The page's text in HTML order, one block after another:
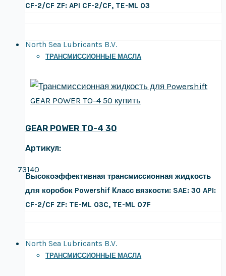
CF-2/CF ZF: API CF-2/CF, TE-ML 03
North Sea Lubricants B.V.
ТРАНСМИССИОННЫЕ МАСЛА
GEAR POWER TO-4 30
Артикул:
73140
Высокоэффективная трансмиссионная жидкость
для коробок Powershif Класс вязкости: SAE: 30 API:
CF-2/CF ZF: TE-ML 03C, TE-ML 07F
North Sea Lubricants B.V.
ТРАНСМИССИОННЫЕ МАСЛА